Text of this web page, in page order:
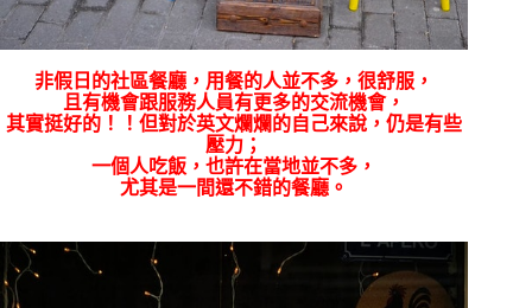
非假日的社區餐廳，用餐的人並不多，很舒服，
且有機會跟服務人員有更多的交流機會，
其實挺好的！！但對於英文爛爛的自己來說，仍是有些
壓力；
一個人吃飯，也許在當地並不多，
尤其是一間還不錯的餐廳。